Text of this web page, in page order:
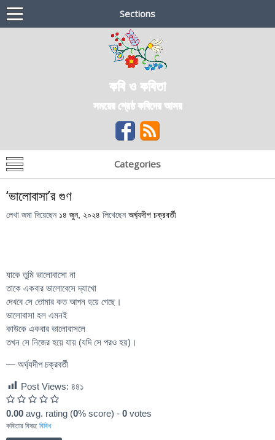
Sections
কবি ও কবিতা
সময়ের শ্রেষ্ঠ কবিদের আসর
Categories
‘ভালোবাসা’র গুণ
লেখা জমা দিয়েছেন ১৪ জুন, ২০২৪ লিখেছেন অর্ঘ্যদীপ চক্রবর্তী
যাকে তুমি ভালোবাসো না
তাকে একবার ভালোবেসে দ্যাখো
দেখবে সে তোমার কত আপন হয়ে গেছে।
ভালোবাসা হল এমনই
কাউকে একবার ভালোবাসলে
তখন সে নিজের হয়ে যায় (যদি সে পরও হয়)।
— অর্ঘ্যদীপ চক্রবর্তী
Post Views: ৪৪১
0.00 avg. rating (0% score) - 0 votes
কবিতার বিষয়: বিবিধ